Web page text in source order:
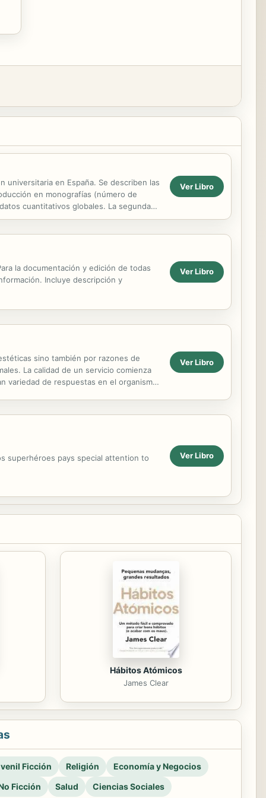
universitaria en España. Se describen las
en monografías (número de
cuantitativos globales. La segunda
Ver Libro
la documentación y edición de todas
Incluye descripción y
Ver Libro
sino también por razones de
La calidad de un servicio comienza
variedad de respuestas en el organismo,
Ver Libro
superhéroes pays special attention to Ver Libro
Hábitos Atómicos
James Clear
Ficción Religión
Economía y Negocios
Ficción
Salud Ciencias Sociales